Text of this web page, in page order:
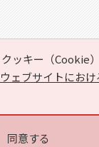
ッキー（Cookie
ウェブサイトにお
同意する